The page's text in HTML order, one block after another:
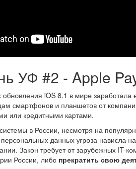
УФ #2 - Apple
iOS 8.1 в мире
смартфонов и планшетов от
или кредитными картами.
в России, несмотря на
персональных данных угроза нависла
Закон требует от зарубежных IT-
России, либо прекратить свою